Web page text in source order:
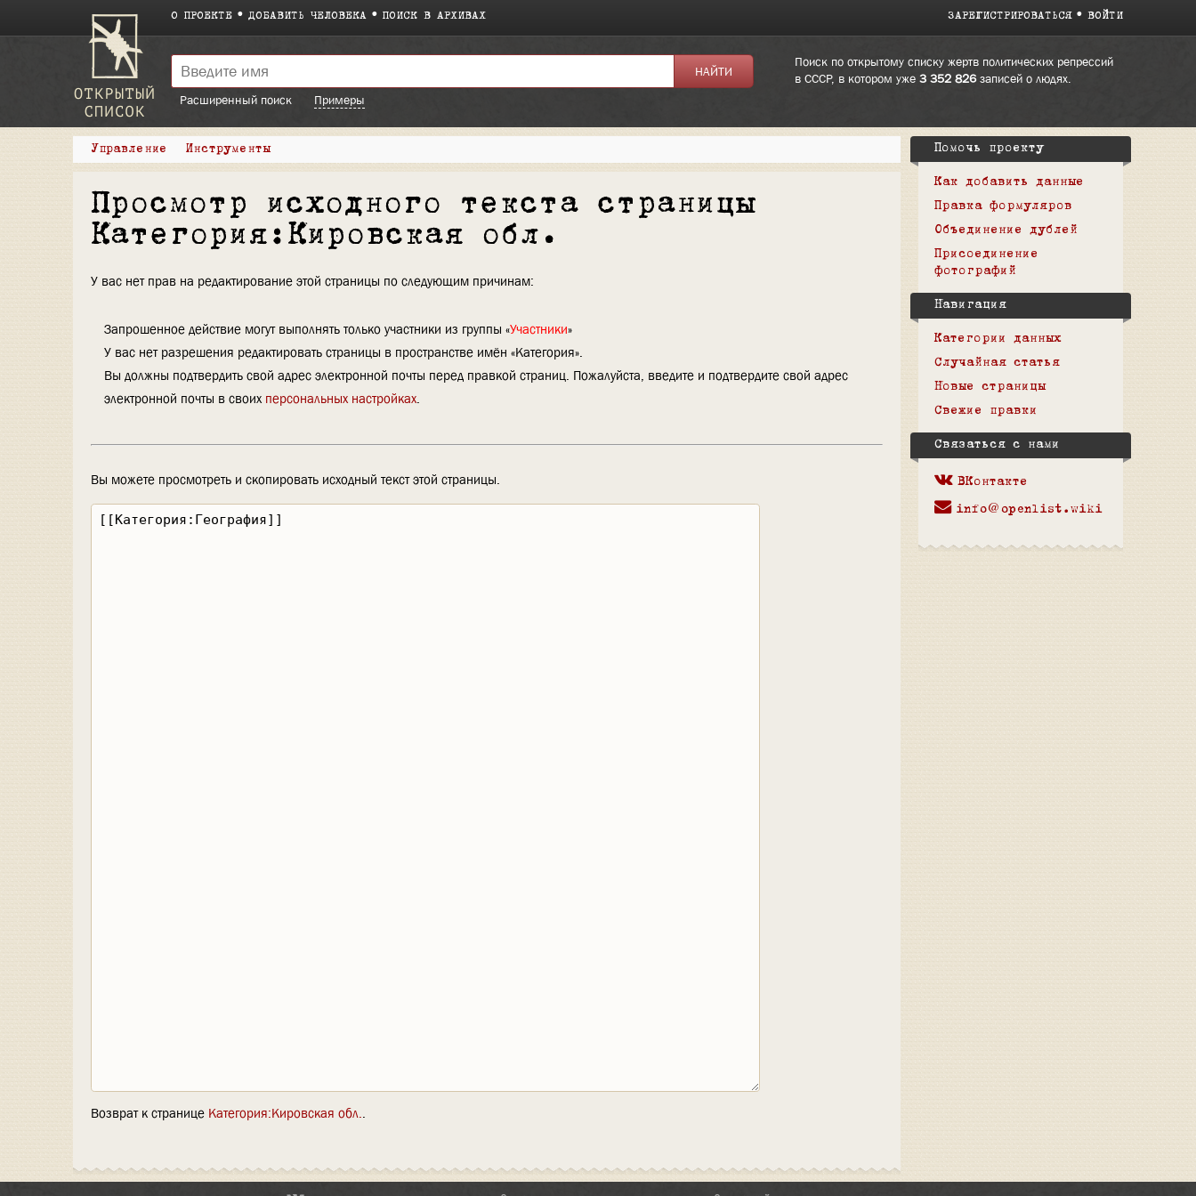
О ПРОЕКТЕ ДОБАВИТЬ ЧЕЛОВЕКА ПОИСК В АРХИВАХ ЗАРЕГИСТРИРОВАТЬСЯ ВОЙТИ
Поиск по открытому списку жертв политических репрессий
в СССР, в котором уже 3 352 826записей о людях.
Расширенный поиск
Примеры
Управление Инструменты
Просмотр исходного текста страницы
Категория:Кировская обл.
У вас нет прав на редактирование этой страницы по следующим причинам:
Запрошенное действие могут выполнять только участники из группы «Участники»
У вас нет разрешения редактировать страницы в пространстве имён «Категория».
Вы должны подтвердить свой адрес электронной почты перед правкой страниц. Пожалуйста, введите и подтвердите свой адрес
электронной почты в своих персональных настройках.
Вы можете просмотреть и скопировать исходный текст этой страницы.
Возврат к странице Категория:Кировская обл..
Помочь проекту
Как добавить данные
Правка формуляров
Объединение дублей
Присоединение
фотографий
Навигация
Категории данных
Случайная статья
Новые страницы
Свежие правки
Связаться с нами
ВКонтакте
info@openlist.wiki